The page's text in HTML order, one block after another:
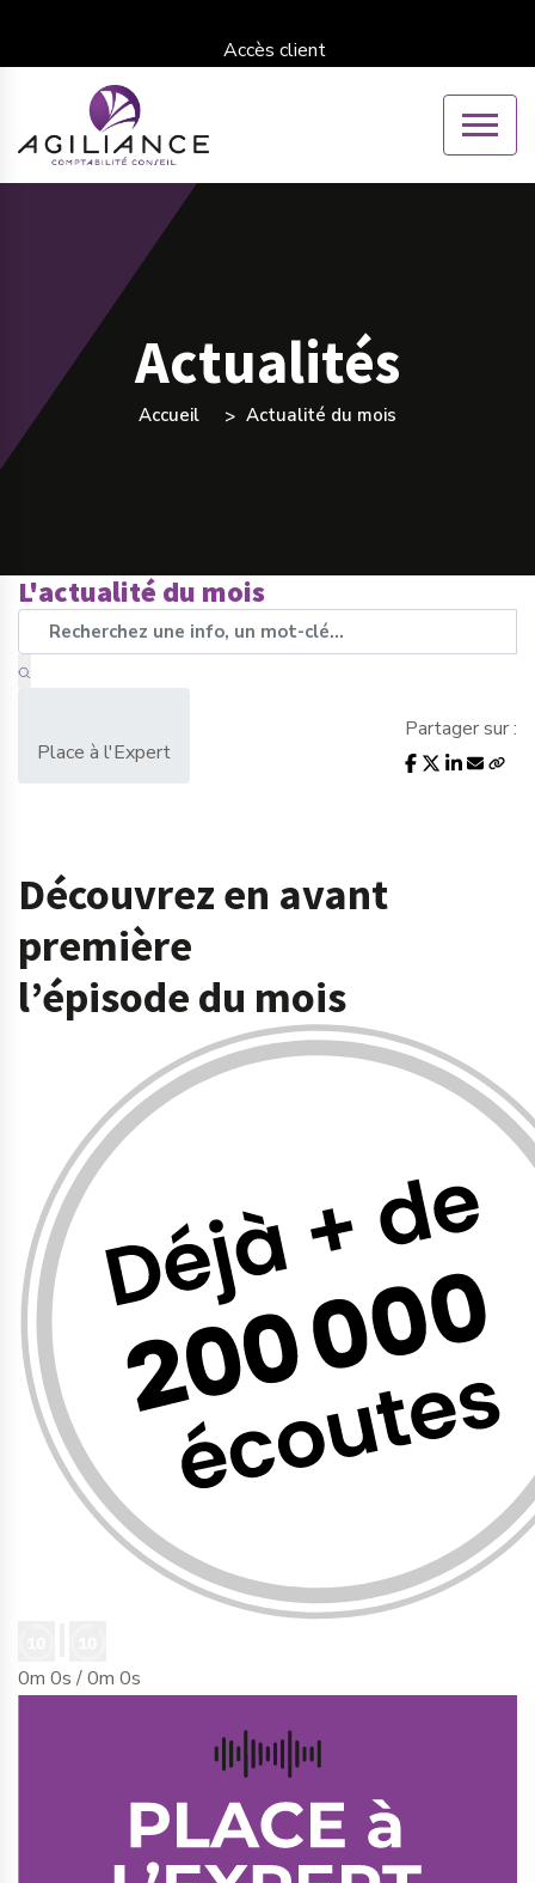
Accès client
Actualités
Accueil Actualité du mois
L'actualité du mois
Place à l'Expert
Partager sur :
Découvrez en avant
première
l’épisode du mois
0m 0s /0m 0s